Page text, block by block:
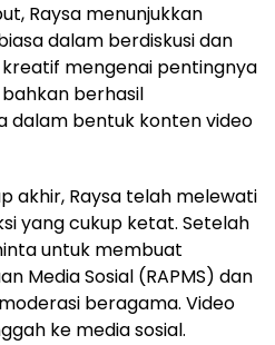
Raysa menunjukkan
dalam berdiskusi dan
mengenai pentingnya
berhasil
dalam bentuk konten video
akhir, Raysa telah melewati
yang cukup ketat. Setelah
untuk membuat
Media Sosial (RAPMS) dan
beragama. Video
ke media sosial.